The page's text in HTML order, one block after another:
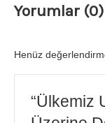
Yorumlar (0)
Henüz
“Ülkemiz